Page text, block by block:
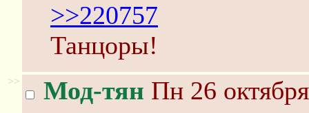
>>220757
Танцоры!
>> Мод-тян Пн 26